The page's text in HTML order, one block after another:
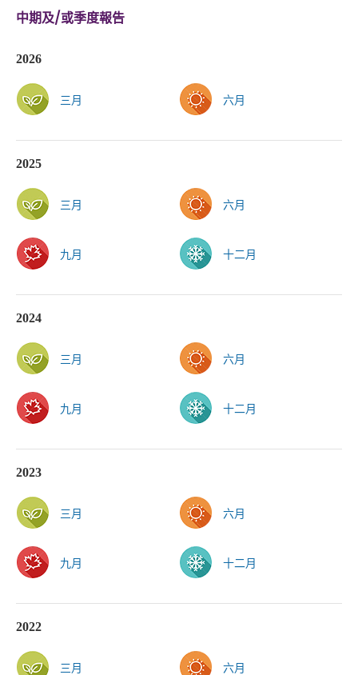
中期及/或季度報告
2026
三月 六月
2025
三月 六月
九月 十二月
2024
三月 六月
九月 十二月
2023
三月 六月
九月 十二月
2022
三月 六月